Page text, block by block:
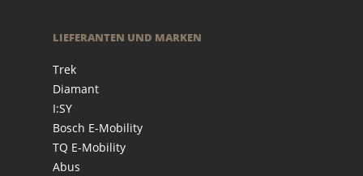
LIEFERANTEN UND MARKEN
Trek
Diamant
I:SY
Bosch E-Mobility
TQ E-Mobility
Abus